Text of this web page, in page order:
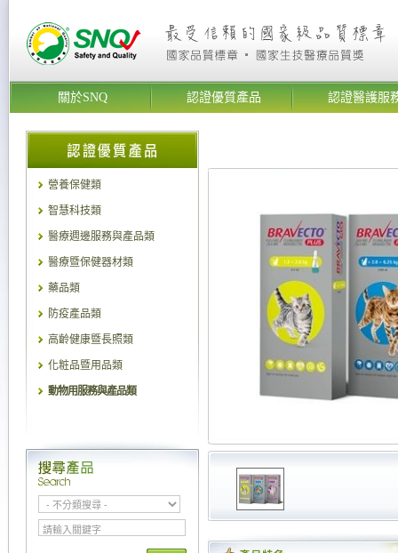
關於SNQ 認證優質產品 認證醫護服
營養保健類
智慧科技類
醫療週邊服務與產品類
醫療暨保健器材類
藥品類
防疫產品類
高齡健康暨長照類
化粧品暨用品類
動物用服務與產品類